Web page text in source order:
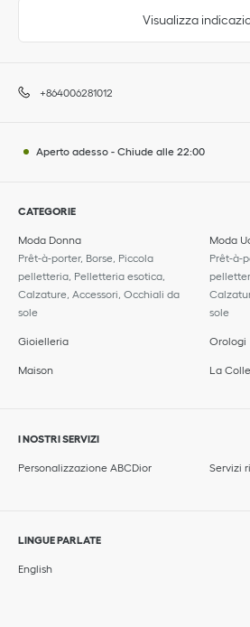
Visualizza
+864006281012
Aperto adesso - Chiude alle 22:00
CATEGORIE
Moda Donna
Prêt-à-porter, Borse, Piccola
pelletteria, Pelletteria esotica,
Calzature, Accessori, Occhiali da
sole
Moda
Prêt-à-
sole
Gioielleria Orologi
Maison La
I NOSTRI SERVIZI
Personalizzazione ABCDior Servizi
LINGUE PARLATE
English